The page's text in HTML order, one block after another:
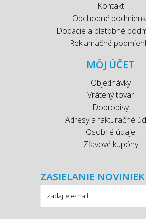
Kontakt
Obchodné
Dodacie a platobné
Reklamačné
MÔJ ÚČET
Objednávky
Vrátený tovar
Dobropisy
Adresy a fakturačné
Osobné údaje
Zľavové kupóny
ZASIELANIE NOVINIEK